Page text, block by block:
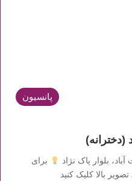
پانسیون
(دخترانه)
بلوار پاک نژاد
برای
بالا کلیک کنید